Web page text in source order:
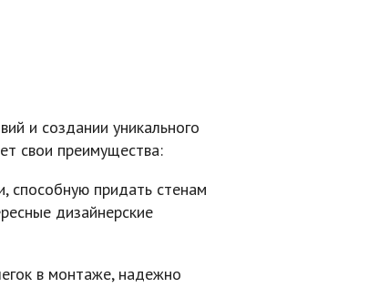
и создании уникального
свои преимущества:
способную придать стенам
дизайнерские
в монтаже, надежно